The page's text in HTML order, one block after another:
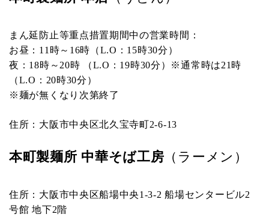
まん延防止等重点措置期間中の営業時間：
お昼：11時～16時（L.O：15時30分）
夜：18時～20時 （L.O：19時30分）※通常時は21時
（L.O：20時30分）
※麺が無くなり次第終了
住所：大阪市中央区北久宝寺町2-6-13
本町製麺所 中華そば工房 （ラーメン）
住所：大阪市中央区船場中央1-3-2 船場センタービル2
号館 地下2階